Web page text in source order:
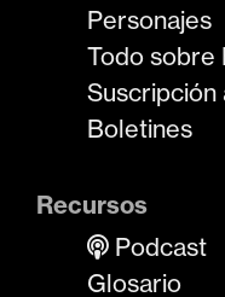
Personajes
Todo sobre
Suscripción
Boletines
Recursos
Podcast
Glosario